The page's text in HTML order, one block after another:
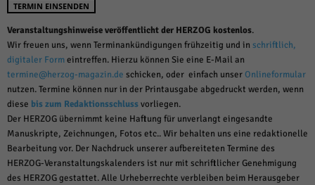
TERMIN EINSENDEN
Veranstaltungshinweise veröffentlicht der HERZOG kostenlos.
Wir freuen uns, wenn Terminankündigungen frühzeitig und in schriftlich,
digitaler Formeintreffen. Hierzu können Sie eine E-Mail an
termine@herzog-magazin.de schicken, oder einfach unserOnlineformular
nutzen. Termine können nur in der Printausgabe abgedruckt werden, wenn
diese bis zum Redaktionsschlussvorliegen.
Der HERZOG übernimmt keine Haftung für unverlangt eingesandte
Manuskripte, Zeichnungen, Fotos etc.. Wir behalten uns eine redaktionelle
Bearbeitung vor. Der Nachdruck unserer aufbereiteten Termine des
HERZOG-Veranstaltungskalenders ist nur mit schriftlicher Genehmigung
des HERZOG gestattet. Alle Urheberrechte verbleiben beim Herausgeber